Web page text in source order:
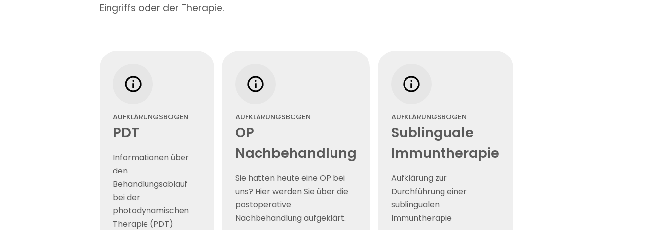
Eingriffs oder der Therapie.
AUFKLÄRUNGSBOGEN
PDT
Informationen über
den
Behandlungsablauf
bei der
photodynamischen
Therapie (PDT)
AUFKLÄRUNGSBOGEN
OP
Nachbehandlung
Sie hatten heute eine OP bei
uns? Hier werden Sie über die
postoperative
Nachbehandlung aufgeklärt.
AUFKLÄRUNGSBOGEN
Sublinguale
Immuntherapie
Aufklärung zur
Durchführung einer
sublingualen
Immuntherapie